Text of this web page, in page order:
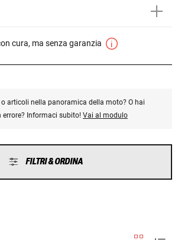
cura, ma senza garanzia
articoli nella panoramica della moto? O hai
errore? Informaci subito! Vai al modulo
FILTRI & ORDINA